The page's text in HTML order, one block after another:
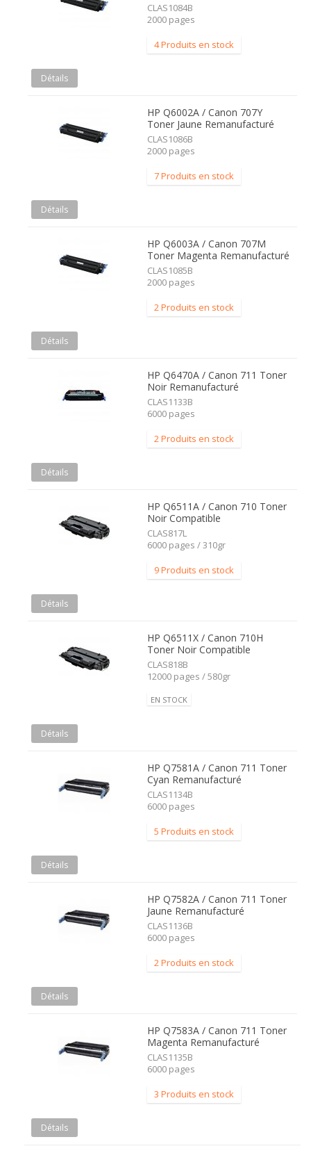
CLAS1084B
2000 pages
4 Produits en stock
Détails
HP Q6002A / Canon 707Y
Toner Jaune Remanufacturé
CLAS1086B
2000 pages
7 Produits en stock
Détails
HP Q6003A / Canon 707M
Toner Magenta Remanufacturé
CLAS1085B
2000 pages
2 Produits en stock
Détails
HP Q6470A / Canon 711 Toner
Noir Remanufacturé
CLAS1133B
6000 pages
2 Produits en stock
Détails
HP Q6511A / Canon 710 Toner
Noir Compatible
CLAS817L
6000 pages / 310gr
9 Produits en stock
Détails
HP Q6511X / Canon 710H
Toner Noir Compatible
CLAS818B
12000 pages / 580gr
EN STOCK
Détails
HP Q7581A / Canon 711 Toner
Cyan Remanufacturé
CLAS1134B
6000 pages
5 Produits en stock
Détails
HP Q7582A / Canon 711 Toner
Jaune Remanufacturé
CLAS1136B
6000 pages
2 Produits en stock
Détails
HP Q7583A / Canon 711 Toner
Magenta Remanufacturé
CLAS1135B
6000 pages
3 Produits en stock
Détails